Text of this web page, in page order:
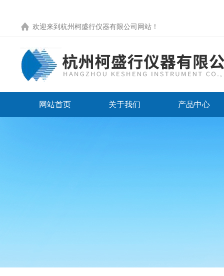
欢迎来到 杭州柯盛行仪器有限公司网站 ！
网站首页 关于我们 产品中心